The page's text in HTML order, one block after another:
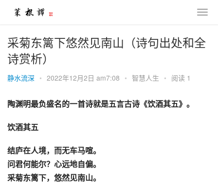
采菊东篱下悠然见南山（诗句出处和全
诗赏析）
静水流深 • 2022年12月2日 am7:08 • 智慧人生 • 阅读 1
陶渊明最负盛名的一首诗就是五言古诗《饮酒其五》。
饮酒其五
结庐在人境，而无车马喧。
问君何能尔？心远地自偏。
采菊东篱下，悠然见南山。